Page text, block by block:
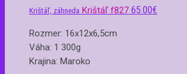
Krištáľ, záhneda Krištáľ f827 65.00€
Rozmer: 16x12x6,5cm
Váha: 1 300g
Krajina: Maroko